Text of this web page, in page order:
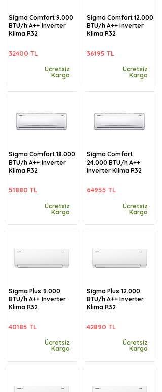
Sigma Comfort 9.000
BTU/h A++ Inverter
Klima R32
32400 TL
Ücretsiz
Kargo
Sigma Comfort 18.000
BTU/h A++ Inverter
Klima R32
51880 TL
Ücretsiz
Kargo
Sigma Plus 9.000
BTU/h A++ Inverter
Klima R32
40185 TL
Ücretsiz
Kargo
Sigma Comfort 12.000
BTU/h A++ Inverter
Klima R32
36195 TL
Ücretsiz
Kargo
Sigma Comfort
24.000 BTU/h A++
Inverter Klima R32
64955 TL
Ücretsiz
Kargo
Sigma Plus 12.000
BTU/h A++ Inverter
Klima R32
42890 TL
Ücretsiz
Kargo